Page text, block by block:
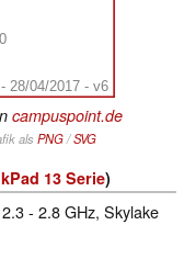
28/04/2017 - v6
campuspoint.de
als PNG/SVG
13 Serie)
- 2.8 GHz, Skylake